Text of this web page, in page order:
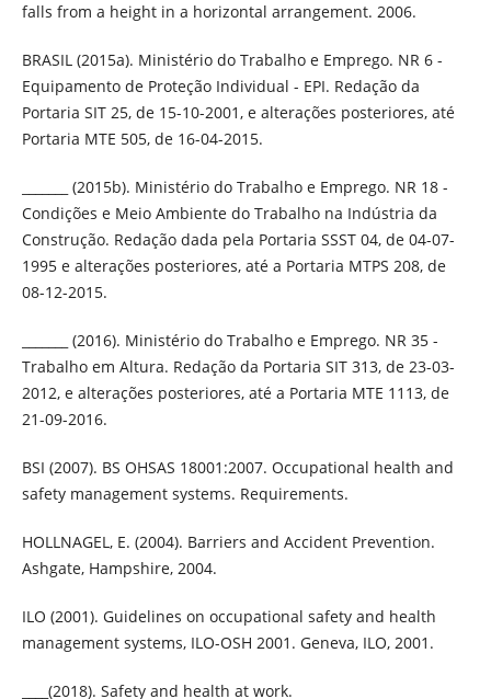
falls from a height in a horizontal arrangement. 2006.
BRASIL (2015a). Ministério do Trabalho e Emprego. NR 6 -
Equipamento de Proteção Individual - EPI. Redação da
Portaria SIT 25, de 15-10-2001, e alterações posteriores, até
Portaria MTE 505, de 16-04-2015.
_______ (2015b). Ministério do Trabalho e Emprego. NR 18 -
Condições e Meio Ambiente do Trabalho na Indústria da
Construção. Redação dada pela Portaria SSST 04, de 04-07-
1995 e alterações posteriores, até a Portaria MTPS 208, de
08-12-2015.
_______ (2016). Ministério do Trabalho e Emprego. NR 35 -
Trabalho em Altura. Redação da Portaria SIT 313, de 23-03-
2012, e alterações posteriores, até a Portaria MTE 1113, de
21-09-2016.
BSI (2007). BS OHSAS 18001:2007. Occupational health and
safety management systems. Requirements.
HOLLNAGEL, E. (2004). Barriers and Accident Prevention.
Ashgate, Hampshire, 2004.
ILO (2001). Guidelines on occupational safety and health
management systems, ILO-OSH 2001. Geneva, ILO, 2001.
____(2018). Safety and health at work.